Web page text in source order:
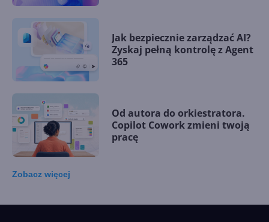
Jak bezpiecznie zarządzać AI?
Zyskaj pełną kontrolę z Agent
365
Od autora do orkiestratora.
Copilot Cowork zmieni twoją
pracę
Zobacz więcej